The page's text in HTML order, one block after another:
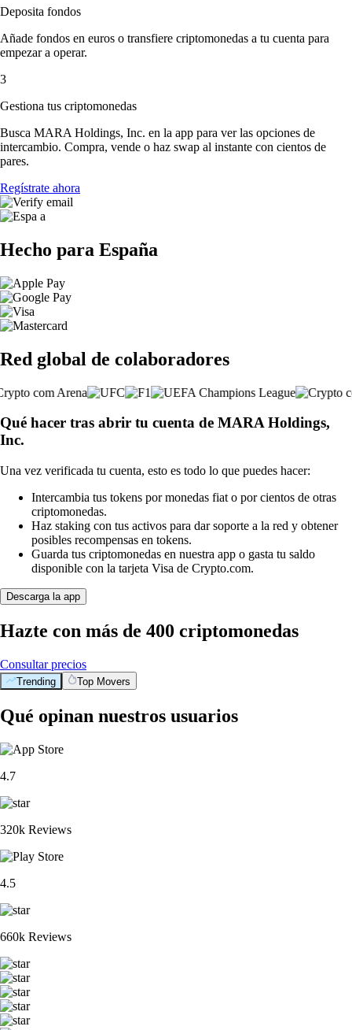
Deposita fondos
Añade fondos en euros o transfiere criptomonedas a tu cuenta para
empezar a operar.
3
Gestiona tus criptomonedas
Busca MARA Holdings, Inc. en la app para ver las opciones de
intercambio. Compra, vende o haz swap al instante con cientos de
pares.
Regístrate ahora
Hecho para España
Red global de colaboradores
Qué hacer tras abrir tu cuenta de MARA Holdings,
Inc.
Una vez verificada tu cuenta, esto es todo lo que puedes hacer:
Intercambia tus tokens por monedas fiat o por cientos de otras
criptomonedas.
Haz staking con tus activos para dar soporte a la red y obtener
posibles recompensas en tokens.
Guarda tus criptomonedas en nuestra app o gasta tu saldo
disponible con la tarjeta Visa de Crypto.com.
Descarga la app
Hazte con más de 400 criptomonedas
Consultar precios
Trending Top Movers
Qué opinan nuestros usuarios
4.7
320k Reviews
4.5
660k Reviews